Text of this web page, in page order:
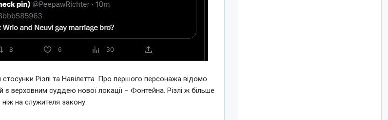
Різлі та Навілетта. Про першого персонажа відомо
є верховним суддею нової локації – Фонтейна. Різлі ж більше
на служителя закону.